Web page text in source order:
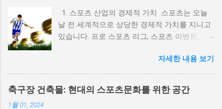
식이었지만, 시간이 지나면서 점점 더 복잡한 마
케팅 전략으로 발전해 왔습니다. 예를 들어, 베
이브 루스는 1920년대에 담배 광고 모델로 활동
선수는 그들의 인지도와 신뢰성을 통해 제품의
가치를 높이는 역할을 해왔습니다. 2. 스포츠 선
수와 광고의 상호 이익 스포츠 선수와 광고의 관
1. 스포츠 산업의 경제적 가치 스포츠는 오늘
날 전 세계적으로 상당한 경제적 가치를 지니고
있습니다. 프로 스포츠 리그, 스포츠 이벤트, 스
전에 기여하고 있습니다. 이를 통해 많은 일자리
가 창출되고, 도시의 발전과 경제적 번영을 이루
어내고 있습니다. 2. 돈의 영향으로 인한 도덕적
문제 스포츠와 돈의 관계는 도덕적 문제를 야기
자세한 내용 보기
축구장 건축물: 현대의 스포츠문화를 위한 공간
1월 01, 2024